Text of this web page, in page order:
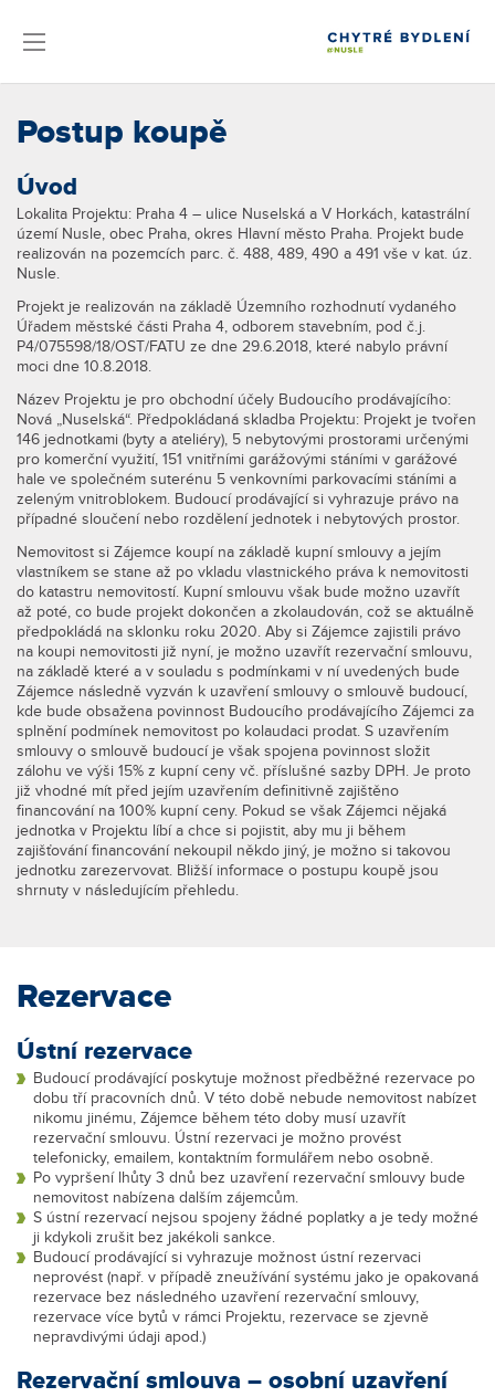
Postup koupě
Úvod
Lokalita Projektu: Praha 4 – ulice Nuselská a V Horkách, katastrální
území Nusle, obec Praha, okres Hlavní město Praha. Projekt bude
realizován na pozemcích parc. č. 488, 489, 490 a 491 vše v kat. úz.
Nusle.
Projekt je realizován na základě Územního rozhodnutí vydaného
Úřadem městské části Praha 4, odborem stavebním, pod č.j.
P4/075598/18/OST/FATU ze dne 29.6.2018, které nabylo právní
moci dne 10.8.2018.
Název Projektu je pro obchodní účely Budoucího prodávajícího:
Nová „Nuselská“. Předpokládaná skladba Projektu: Projekt je tvořen
146 jednotkami (byty a ateliéry), 5 nebytovými prostorami určenými
pro komerční využití, 151 vnitřními garážovými stáními v garážové
hale ve společném suterénu 5 venkovními parkovacími stáními a
zeleným vnitroblokem. Budoucí prodávající si vyhrazuje právo na
případné sloučení nebo rozdělení jednotek i nebytových prostor.
Nemovitost si Zájemce koupí na základě kupní smlouvy a jejím
vlastníkem se stane až po vkladu vlastnického práva k nemovitosti
do katastru nemovitostí. Kupní smlouvu však bude možno uzavřít
až poté, co bude projekt dokončen a zkolaudován, což se aktuálně
předpokládá na sklonku roku 2020. Aby si Zájemce zajistili právo
na koupi nemovitosti již nyní, je možno uzavřít rezervační smlouvu,
na základě které a v souladu s podmínkami v ní uvedených bude
Zájemce následně vyzván k uzavření smlouvy o smlouvě budoucí,
kde bude obsažena povinnost Budoucího prodávajícího Zájemci za
splnění podmínek nemovitost po kolaudaci prodat. S uzavřením
smlouvy o smlouvě budoucí je však spojena povinnost složit
zálohu ve výši 15% z kupní ceny vč. příslušné sazby DPH. Je proto
již vhodné mít před jejím uzavřením definitivně zajištěno
financování na 100% kupní ceny. Pokud se však Zájemci nějaká
jednotka v Projektu líbí a chce si pojistit, aby mu ji během
zajišťování financování nekoupil někdo jiný, je možno si takovou
jednotku zarezervovat. Bližší informace o postupu koupě jsou
shrnuty v následujícím přehledu.
Rezervace
Ústní rezervace
Budoucí prodávající poskytuje možnost předběžné rezervace po
dobu tří pracovních dnů. V této době nebude nemovitost nabízet
nikomu jinému, Zájemce během této doby musí uzavřít
rezervační smlouvu. Ústní rezervaci je možno provést
telefonicky, emailem, kontaktním formulářem nebo osobně.
Po vypršení lhůty 3 dnů bez uzavření rezervační smlouvy bude
nemovitost nabízena dalším zájemcům.
S ústní rezervací nejsou spojeny žádné poplatky a je tedy možné
ji kdykoli zrušit bez jakékoli sankce.
Budoucí prodávající si vyhrazuje možnost ústní rezervaci
neprovést (např. v případě zneužívání systému jako je opakovaná
rezervace bez následného uzavření rezervační smlouvy,
rezervace více bytů v rámci Projektu, rezervace se zjevně
nepravdivými údaji apod.)
Rezervační smlouva – osobní uzavření